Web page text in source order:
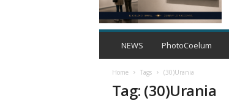
C
NEWS PhotoCoelum
Home Tags (30)Urania
Tag: (30)Urania